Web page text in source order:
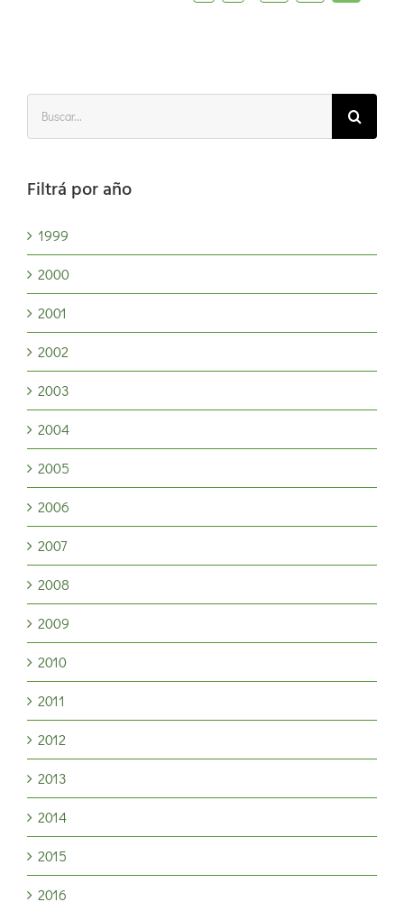
Filtrá por año
1999
2000
2001
2002
2003
2004
2005
2006
2007
2008
2009
2010
2011
2012
2013
2014
2015
2016